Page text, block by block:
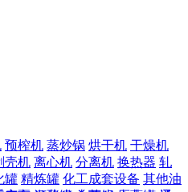
预榨机 蒸炒锅 烘干机 干燥机
壳机 离心机 分离机 换热器 轧
罐 精炼罐 化工成套设备 其他油